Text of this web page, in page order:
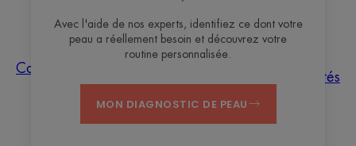
Avec l'aide de nos experts, identifiez ce dont votre
peau a réellement besoin et découvrez votre
routine personnalisée.
MON DIAGNOSTIC DE PEAU
À propos
Contact
Questions
Tri des
Les sites des
Pierre Fabre
actualités